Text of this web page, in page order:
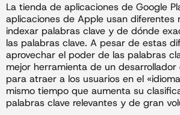
La tienda de aplicaciones de Google
aplicaciones de Apple usan diferentes
indexar palabras clave y de dónde
las palabras clave. A pesar de estas
aprovechar el poder de las palabras
mejor herramienta de un
para atraer a los usuarios en el
mismo tiempo que aumenta su
palabras clave relevantes y de gran